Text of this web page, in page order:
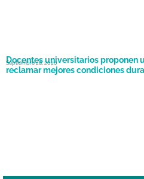
Docentes universitarios proponen
reclamar mejores condiciones
Septiembre 28, 2020